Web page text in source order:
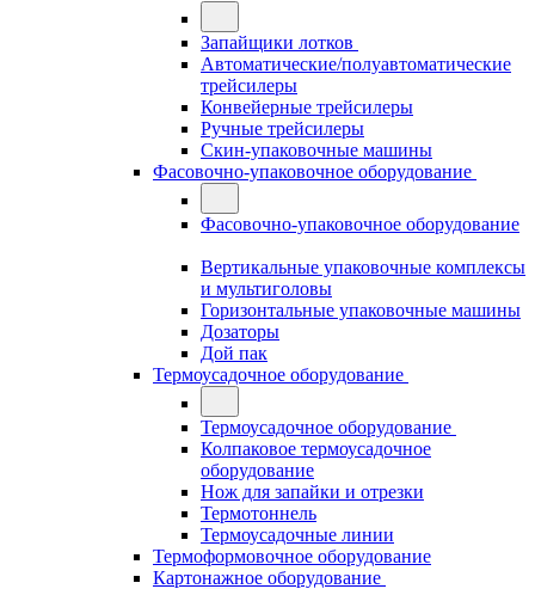
Запайщики лотков
Автоматические/полуавтоматические
трейсилеры
Конвейерные трейсилеры
Ручные трейсилеры
Скин-упаковочные машины
Фасовочно-упаковочное оборудование
Фасовочно-упаковочное оборудование
Вертикальные упаковочные комплексы
и мультиголовы
Горизонтальные упаковочные машины
Дозаторы
Дой пак
Термоусадочное оборудование
Термоусадочное оборудование
Колпаковое термоусадочное
оборудование
Нож для запайки и отрезки
Термотоннель
Термоусадочные линии
Термоформовочное оборудование
Картонажное оборудование